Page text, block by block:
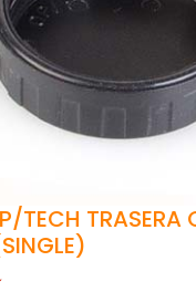
TECH TRASERA